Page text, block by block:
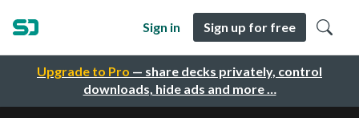
Upgrade to Pro — share decks privately, control
downloads, hide ads and more …
Sign in Sign up for free